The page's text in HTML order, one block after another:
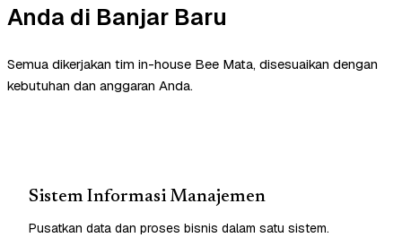
Anda di Banjar Baru
Semua dikerjakan tim in-house Bee Mata, disesuaikan dengan
kebutuhan dan anggaran Anda.
Sistem Informasi Manajemen
Pusatkan data dan proses bisnis dalam satu sistem.